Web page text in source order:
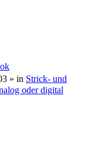
» in Strick- und
oder digital